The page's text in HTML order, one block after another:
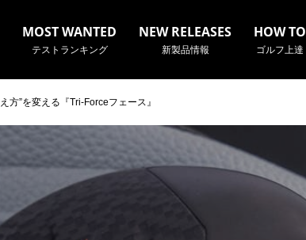
MOST WANTED
テストランキング
NEW RELEASES
新製品情報
HOW TO
ゴルフ上達
方”を変える『Tri-Forceフェース』
ラブ名など、検索したい事柄を入力してください。